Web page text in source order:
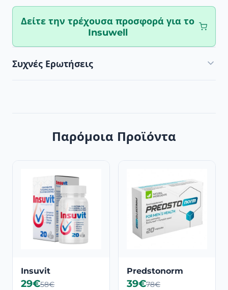
Δείτε την τρέχουσα προσφορά για το
Insuwell
Συχνές Ερωτήσεις
Παρόμοια Προϊόντα
Insuvit
29€58€
Predstonorm
39€78€